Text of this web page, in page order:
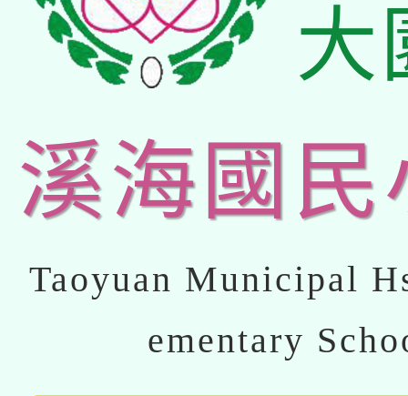
大
溪海國民
Taoyuan Municipal
ementary